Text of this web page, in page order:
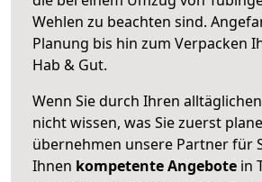
Wehlen zu beachten sind.
Planung bis hin zum Verpacken
Hab & Gut.
Wenn Sie durch Ihren
nicht wissen, was Sie zuerst
übernehmen unsere Partner für
Ihnen kompetente Angebote in